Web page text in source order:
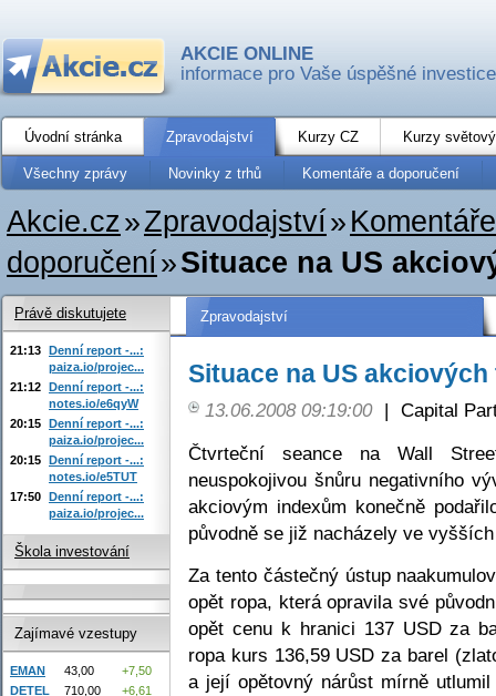
AKCIE ONLINE
informace pro Vaše úspěšné investice
Úvodní stránka Zpravodajství Kurzy CZ Kurzy
Všechny zprávy Novinky z trhů Komentáře a doporučení
Akcie.cz»Zpravodajství»
doporučení»Situace na US
Zpravodajství
Situace na US
13.06.2008 09:19:00 | Capital
Čtvrteční seance na Wall
neuspokojivou šnůru negativního
akciovým indexům konečně
původně se již nacházely ve
Za tento částečný ústup
opět ropa, která opravila své
opět cenu k hranici 137 USD za
ropa kurs 136,59 USD za barel
a její opětovný nárůst mírně
Právě diskutujete
21:13 Denní report -...:
paiza.io/projec...
21:12 Denní report -...:
notes.io/e6qyW
20:15 Denní report -...:
paiza.io/projec...
20:15 Denní report -...:
notes.io/e5TUT
17:50 Denní report -...:
paiza.io/projec...
Škola investování
Zajímavé vzestupy
EMAN 43,00
+7,50
DETEL
710,00
+6,61